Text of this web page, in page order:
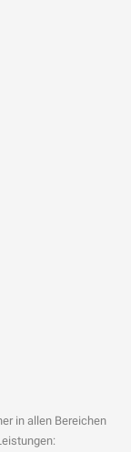
in allen Bereichen